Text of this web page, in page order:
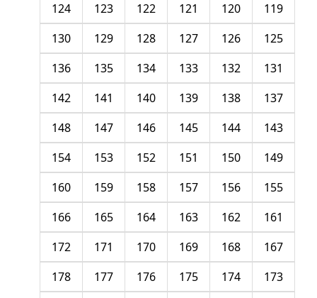
119
120
121
122
123
124
125
126
127
128
129
130
131
132
133
134
135
136
137
138
139
140
141
142
143
144
145
146
147
148
149
150
151
152
153
154
155
156
157
158
159
160
161
162
163
164
165
166
167
168
169
170
171
172
173
174
175
176
177
178